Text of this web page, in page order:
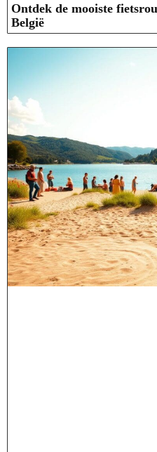
Ontdek de mooiste
België